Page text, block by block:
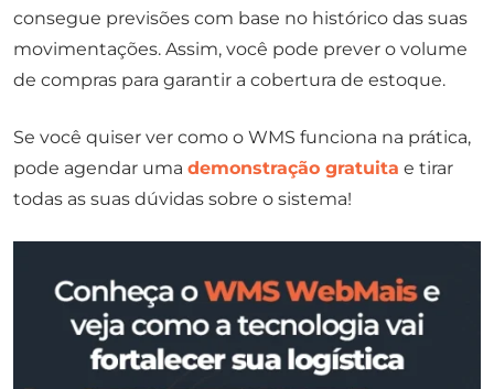
consegue previsões com base no histórico das suas
movimentações. Assim, você pode prever o volume
de compras para garantir a cobertura de estoque.
Se você quiser ver como o WMS funciona na prática,
pode agendar uma demonstração gratuita e tirar
todas as suas dúvidas sobre o sistema!